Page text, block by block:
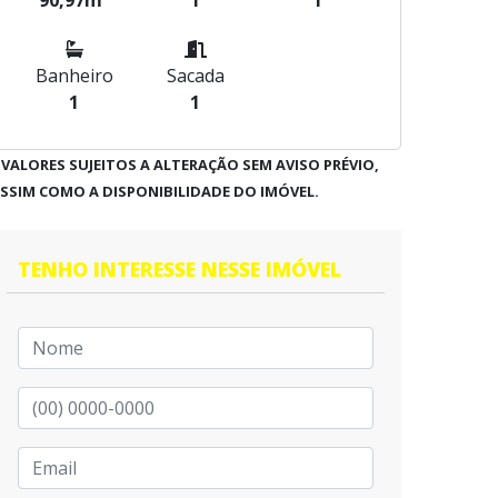
Banheiro
1
Sacada
1
SUJEITOS A ALTERAÇÃO SEM AVISO PRÉVIO,
COMO A DISPONIBILIDADE DO IMÓVEL.
TENHO INTERESSE NESSE IMÓVEL